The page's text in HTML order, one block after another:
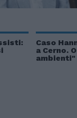
Caso
a Cerno.
ambienti"